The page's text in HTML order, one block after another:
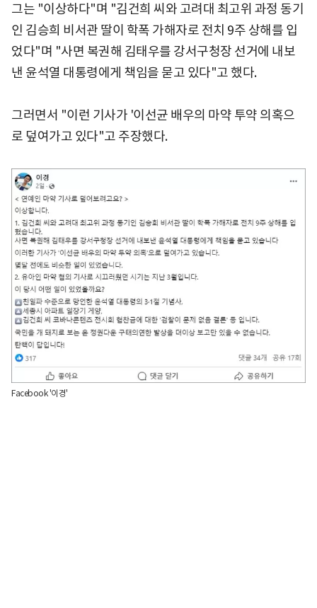
그는 "이상하다"며 "김건희 씨와 고려대 최고위 과정 동기
인 김승희 비서관 딸이 학폭 가해자로 전치 9주 상해를 입
었다"며 "사면 복권해 김태우를 강서구청장 선거에 내보
낸 윤석열 대통령에게 책임을 묻고 있다"고 했다.
그러면서 "이런 기사가 '이선균 배우의 마약 투약 의혹으
로 덮여가고 있다"고 주장했다.
Facebook '이경'